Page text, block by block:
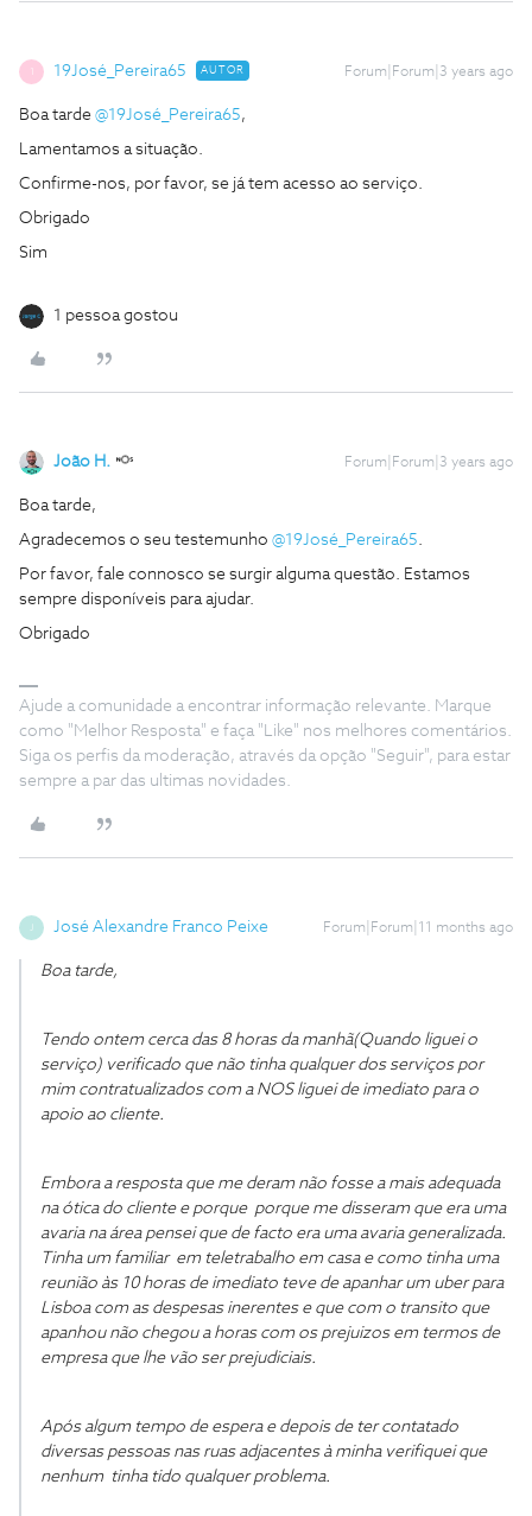
19José_Pereira65 AUTOR Forum|Forum|3 years ago
Boa tarde @19José_Pereira65,
Lamentamos a situação.
Confirme-nos, por favor, se já tem acesso ao serviço.
Obrigado
Sim
1 pessoa gostou
João H. Forum|Forum|3 years ago
Boa tarde,
Agradecemos o seu testemunho @19José_Pereira65.
Por favor, fale connosco se surgir alguma questão. Estamos
sempre disponíveis para ajudar.
Obrigado
Ajude a comunidade a encontrar informação relevante. Marque
como "Melhor Resposta" e faça "Like" nos melhores comentários.
Siga os perfis da moderação, através da opção "Seguir", para estar
sempre a par das ultimas novidades.
José Alexandre Franco Peixe Forum|Forum|11 months ago
Boa tarde,
Tendo ontem cerca das 8 horas da manhã(Quando liguei o
serviço) verificado que não tinha qualquer dos serviços por
mim contratualizados com a NOS liguei de imediato para o
apoio ao cliente.
Embora a resposta que me deram não fosse a mais adequada
na ótica do cliente e porque porque me disseram que era uma
avaria na área pensei que de facto era uma avaria generalizada.
Tinha um familiar em teletrabalho em casa e como tinha uma
reunião às 10 horas de imediato teve de apanhar um uber para
Lisboa com as despesas inerentes e que com o transito que
apanhou não chegou a horas com os prejuizos em termos de
empresa que lhe vão ser prejudiciais.
Após algum tempo de espera e depois de ter contatado
diversas pessoas nas ruas adjacentes à minha verifiquei que
nenhum tinha tido qualquer problema.